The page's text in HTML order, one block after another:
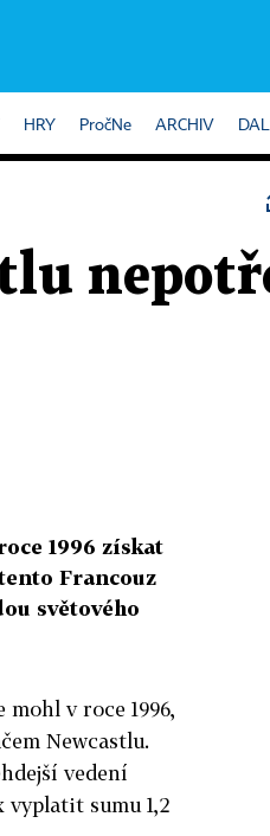
HRY PročNe ARCHIV
1996 získat
Francouz
světového
v roce 1996,
Newcastlu.
vedení
sumu 1,2